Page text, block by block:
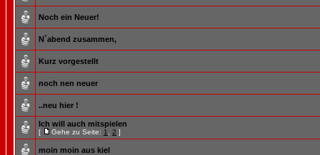
Noch ein Neuer!
N´abend zusammen,
Kurz vorgestellt
noch nen neuer
..neu hier !
Ich will auch mitspielen
[ Gehe zu Seite: 1 2 ]
moin moin aus kiel